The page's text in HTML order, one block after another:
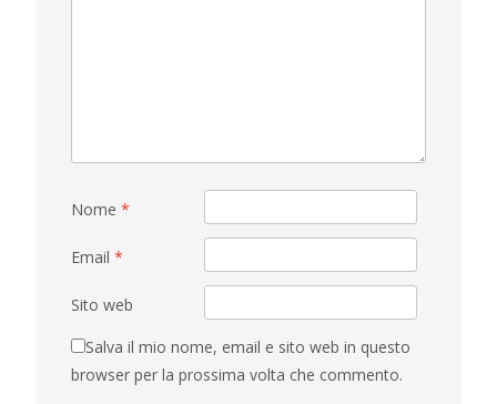
Nome *
Email *
Sito web
Salva il mio nome, email e sito web in questo
browser per la prossima volta che commento.